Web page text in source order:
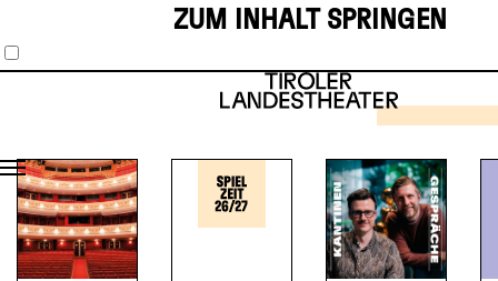
ZUM INHALT SPRINGEN
Musical
12345